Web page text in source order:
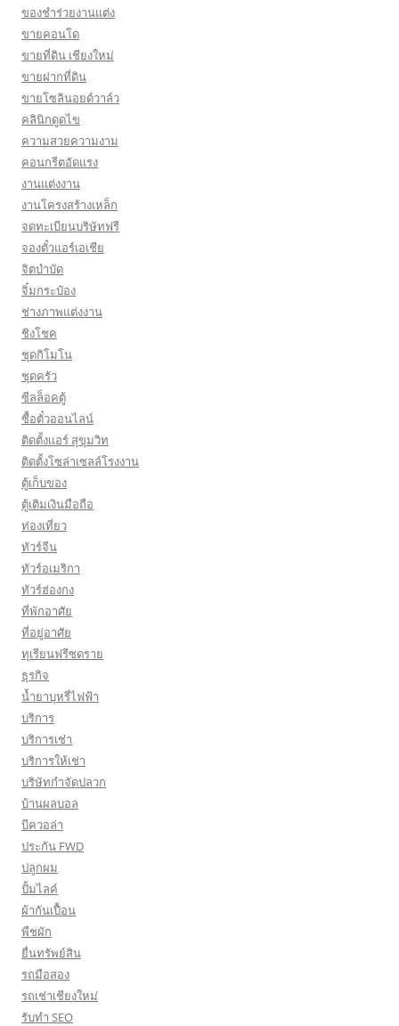
ของชำร่วยงานแต่ง
ขายคอนโด
ขายที่ดิน เชียงใหม่
ขายฝากที่ดิน
ขายโซลินอยด์วาล์ว
คลินิกดูดไข
ความสวยความงาม
คอนกรีตอัดแรง
งานแต่งงาน
งานโครงสร้างเหล็ก
จดทะเบียนบริษัทฟรี
จองตั๋วแอร์เอเชีย
จิตบำบัด
จิ๋มกระป๋อง
ช่างภาพแต่งงาน
ชิงโชค
ชุดกิโมโน
ชุดครัว
ซีลล็อคตู้
ซื้อตั๋วออนไลน์
ติดตั้งเเอร์ สุขุมวิท
ติดตั้งโซล่าเซลล์โรงงาน
ตู้เก็บของ
ตู้เติมเงินมือถือ
ท่องเที่ยว
ทัวร์จีน
ทัวร์อเมริกา
ทัวร์ฮ่องกง
ที่พักอาศัย
ที่อยู่อาศัย
ทุเรียนฟรีซดราย
ธุรกิจ
น้ำยาบุหรี่ไฟฟ้า
บริการ
บริการเช่า
บริการให้เช่า
บริษัทกำจัดปลวก
บ้านผลบอล
บีควอล่า
ประกัน FWD
ปลูกผม
ปั้มไลค์
ผ้ากันเปื้อน
พืชผัก
ยื่นทรัพย์สิน
รถมือสอง
รถเช่าเชียงใหม่
รับทำ SEO